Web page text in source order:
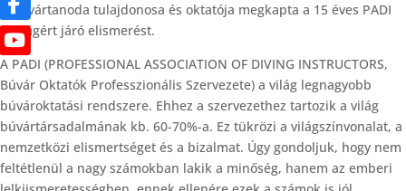
A Búvártanoda tulajdonosa és oktatója megkapta a 15 éves PADI
tagságért járó elismerést.
A PADI (PROFESSIONAL ASSOCIATION OF DIVING INSTRUCTORS,
Búvár Oktatók Professzionális Szervezete) a világ legnagyobb
búvároktatási rendszere. Ehhez a szervezethez tartozik a világ
búvártársadalmának kb. 60-70%-a. Ez tükrözi a világszínvonalat, a
nemzetközi elismertséget és a bizalmat. Úgy gondoljuk, hogy nem
feltétlenül a nagy számokban lakik a minőség, hanem az emberi